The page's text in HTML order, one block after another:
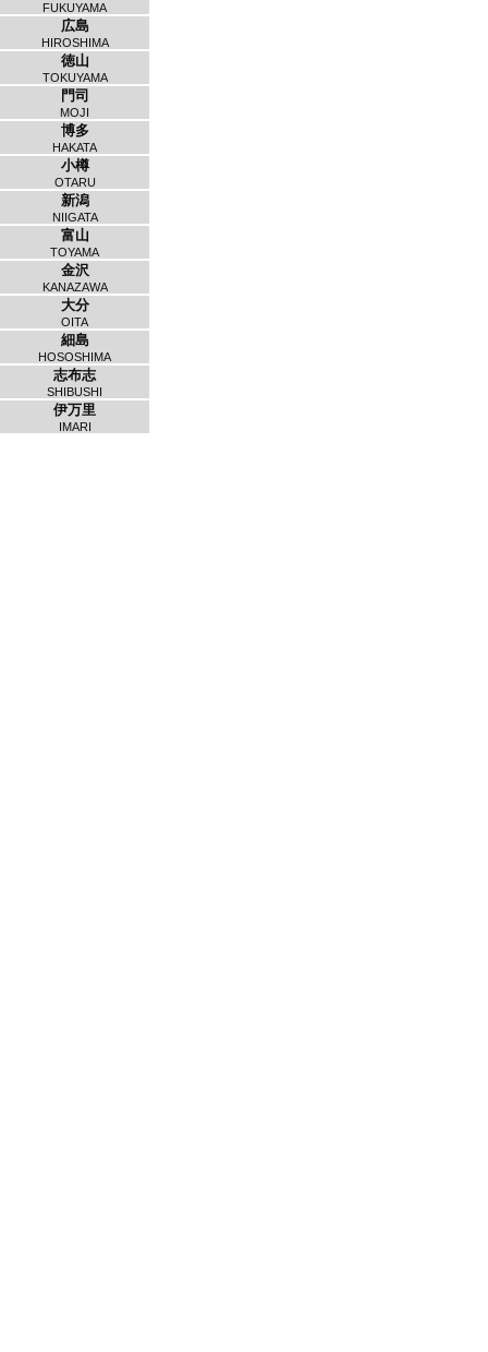
FUKUYAMA
広島
HIROSHIMA
徳山
TOKUYAMA
門司
MOJI
博多
HAKATA
小樽
OTARU
新潟
NIIGATA
富山
TOYAMA
金沢
KANAZAWA
大分
OITA
細島
HOSOSHIMA
志布志
SHIBUSHI
伊万里
IMARI